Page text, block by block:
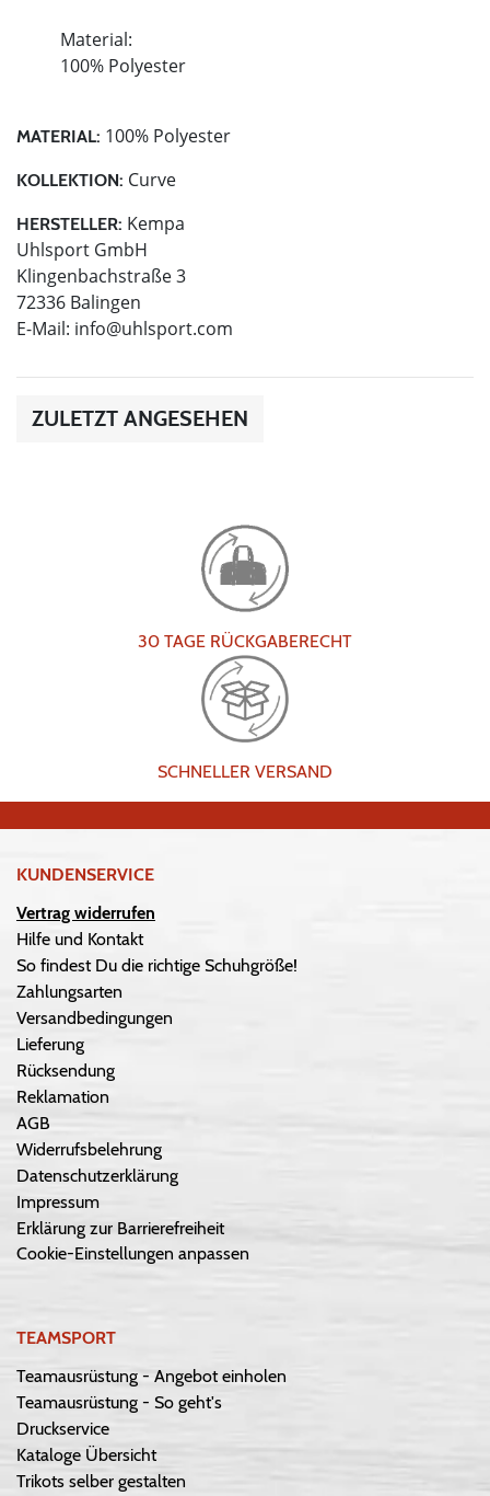
Material:
100% Polyester
MATERIAL: 100% Polyester
KOLLEKTION: Curve
HERSTELLER: Kempa
Uhlsport GmbH
Klingenbachstraße 3
72336 Balingen
E-Mail: info@uhlsport.com
ZULETZT ANGESEHEN
30 TAGE RÜCKGABERECHT
SCHNELLER VERSAND
KUNDENSERVICE
Vertrag widerrufen
Hilfe und Kontakt
So findest Du die richtige Schuhgröße!
Zahlungsarten
Versandbedingungen
Lieferung
Rücksendung
Reklamation
AGB
Widerrufsbelehrung
Datenschutzerklärung
Impressum
Erklärung zur Barrierefreiheit
Cookie-Einstellungen anpassen
TEAMSPORT
Teamausrüstung - Angebot einholen
Teamausrüstung - So geht's
Druckservice
Kataloge Übersicht
Trikots selber gestalten